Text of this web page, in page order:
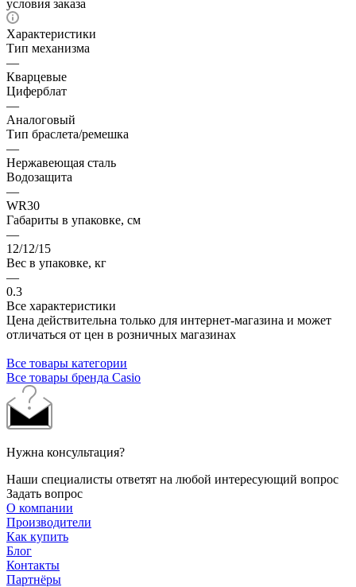
условия заказа
Характеристики
Тип механизма
—
Кварцевые
Циферблат
—
Аналоговый
Тип браслета/ремешка
—
Нержавеющая сталь
Водозащита
—
WR30
Габариты в упаковке, см
—
12/12/15
Вес в упаковке, кг
—
0.3
Все характеристики
Цена действительна только для интернет-магазина и может
отличаться от цен в розничных магазинах
Все товары категории
Все товары бренда Casio
Нужна консультация?
Наши специалисты ответят на любой интересующий вопрос
Задать вопрос
О компании
Производители
Как купить
Блог
Контакты
Партнёры